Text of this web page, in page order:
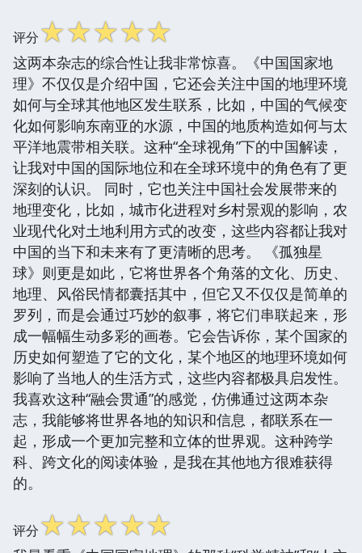
评分☆☆☆☆☆
这两本杂志的综合性让我非常惊喜。《中国国家地
理》不仅仅是介绍中国，它还会关注中国的地理环境
如何与全球其他地区发生联系，比如，中国的气候变
化如何影响东南亚的水源，中国的地质构造如何与太
平洋地震带相关联。这种“全球视角”下的中国解读，
让我对中国的国际地位和在全球环境中的角色有了更
深刻的认识。 同时，它也关注中国社会发展带来的
地理变化，比如，城市化进程对乡村景观的影响，农
业现代化对土地利用方式的改变，这些内容都让我对
中国的当下和未来有了更清晰的思考。 《孤独星
球》则更是如此，它将世界各个角落的文化、历史、
地理、风俗民情都囊括其中，但它又不仅仅是简单的
罗列，而是会通过巧妙的叙事，将它们串联起来，形
成一幅幅生动多彩的画卷。它会告诉你，某个国家的
历史如何塑造了它的文化，某个地区的地理环境如何
影响了当地人的生活方式，这些内容都极具启发性。
我喜欢这种“融会贯通”的感觉，仿佛通过这两本杂
志，我能够将世界各地的知识和信息，都联系在一
起，形成一个更加完整和立体的世界观。这种跨学
科、跨文化的阅读体验，是我在其他地方很难获得
的。
评分☆☆☆☆☆